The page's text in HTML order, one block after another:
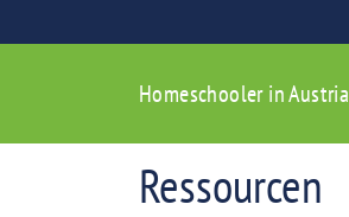
Homeschooler in Austria
Ressourcen